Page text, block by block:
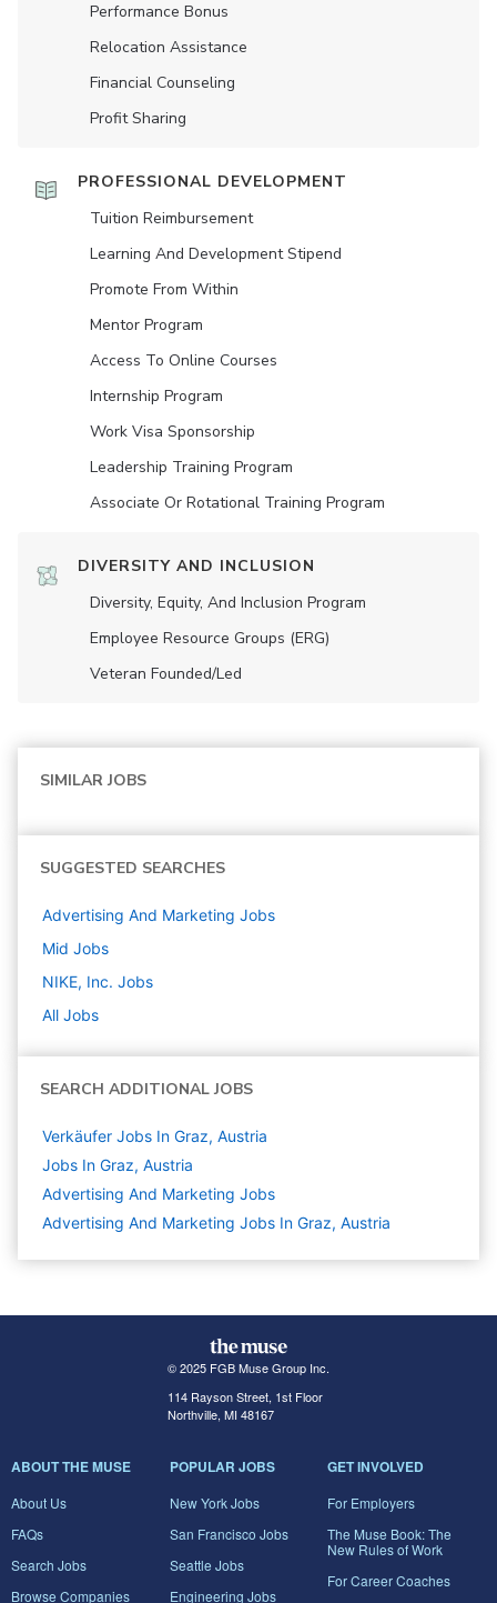
Performance Bonus
Relocation Assistance
Financial Counseling
Profit Sharing
PROFESSIONAL DEVELOPMENT
Tuition Reimbursement
Learning And Development Stipend
Promote From Within
Mentor Program
Access To Online Courses
Internship Program
Work Visa Sponsorship
Leadership Training Program
Associate Or Rotational Training Program
DIVERSITY AND INCLUSION
Diversity, Equity, And Inclusion Program
Employee Resource Groups (ERG)
Veteran Founded/led
SIMILAR JOBS
SUGGESTED SEARCHES
Advertising And Marketing Jobs
Mid Jobs
NIKE, Inc. Jobs
All Jobs
SEARCH ADDITIONAL JOBS
Verkäufer Jobs In Graz, Austria
Jobs In Graz, Austria
Advertising And Marketing Jobs
Advertising And Marketing Jobs In Graz, Austria
© 2025 FGB Muse Group Inc.
114 Rayson Street, 1st Floor
Northville, MI 48167
ABOUT THE MUSE
About Us
FAQs
Search Jobs
Browse Companies
POPULAR JOBS
New York Jobs
San Francisco Jobs
Seattle Jobs
Engineering Jobs
GET INVOLVED
For Employers
The Muse Book: The
New Rules of Work
For Career Coaches